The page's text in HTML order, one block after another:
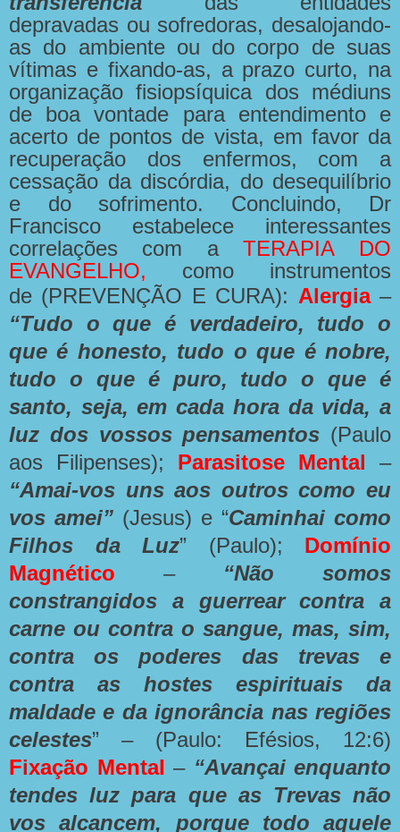
depravadas ou sofredoras, desalojando-
as do ambiente ou do corpo de suas
vítimas e fixando-as, a prazo curto, na
organização fisiopsíquica dos médiuns
de boa vontade para entendimento e
acerto de pontos de vista, em favor da
recuperação dos enfermos, com a
cessação da discórdia, do desequilíbrio
e do sofrimento. Concluindo, Dr
Francisco estabelece interessantes
correlações com a TERAPIA DO
EVANGELHO,
como instrumentos
de (PREVENÇÃO E CURA): Alergia–
“Tudo o que é verdadeiro, tudo o
que é honesto, tudo o que é nobre,
tudo o que é puro, tudo o que é
santo, seja, em cada hora da vida, a
luz dos vossos pensamentos (Paulo
aos Filipenses);
Parasitose Mental –
“Amai-vos uns aos outros como eu
vos amei” (Jesus) e “Caminhai como
Filhos da Luz” (Paulo); Domínio
Magnético
– “Não somos
constrangidos a guerrear contra a
carne ou contra o sangue, mas, sim,
contra os poderes das trevas e
contra as hostes espirituais da
maldade e da ignorância nas regiões
celestes” – (Paulo: Efésios, 12:6)
Fixação Mental – “Avançai enquanto
tendes luz para que as Trevas não
vos alcancem, porque todo aquele